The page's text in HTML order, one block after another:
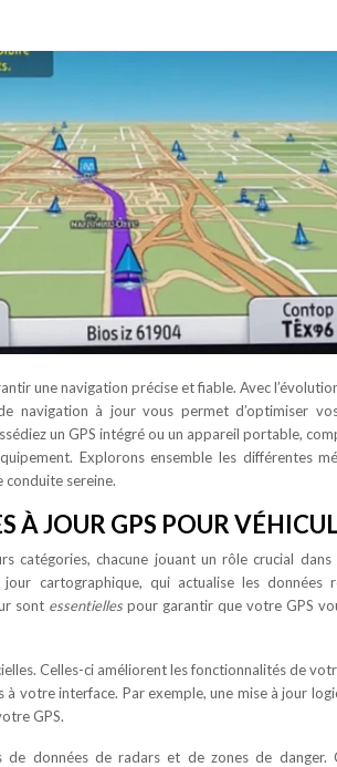
une navigation précise et fiable. Avec
navigation à jour vous permet d’optimiser
un GPS intégré ou un appareil portable,
Explorons ensemble les différentes
conduite sereine.
À JOUR GPS POUR
catégories, chacune jouant un rôle crucial
cartographique, qui actualise les données
sont essentiellespour garantir que votre GPS
Celles-ci améliorent les fonctionnalités de
votre interface. Par exemple, une mise à jour
GPS.
données de radars et de zones de danger.